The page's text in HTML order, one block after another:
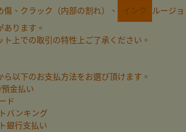
、クラック（内部の割れ）、
インク
ルージ
あります。
上での取引の特性上ご了承ください。
ら以下のお支払方法をお選び頂けます。
金払い
ド
バンキング
銀行支払い